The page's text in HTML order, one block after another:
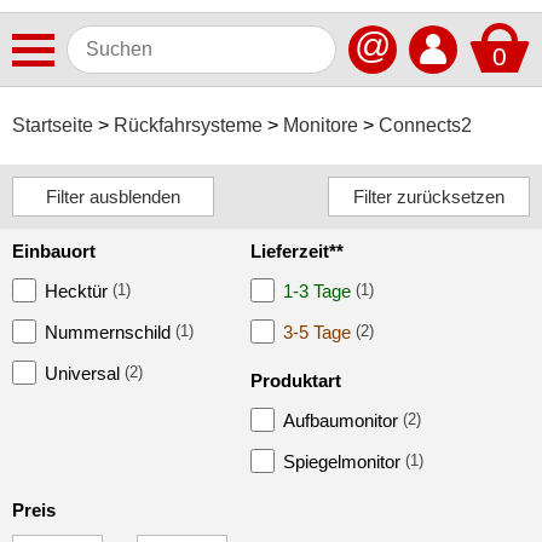
0
@
Startseite Rückfahrsysteme Monitore Connects2
Autoradios
Dashcams
Elektromobilität
Freisprechanlagen
Navigationssysteme
Einbauort
Hecktür (1)
Nummernschild (1)
Universal (2)
Lieferzeit**
1-3 Tage (1)
3-5 Tage (2)
Produktart
Aufbaumonitor (2)
Spiegelmonitor (1)
Preis